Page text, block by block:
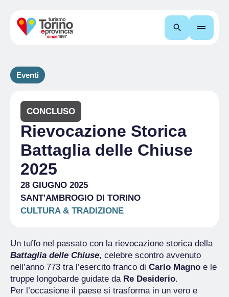
Cerca
Eventi
CONCLUSO
Rievocazione Storica
Battaglia delle Chiuse
2025
28 GIUGNO 2025
SANT'AMBROGIO DI TORINO
CULTURA & TRADIZIONE
Un tuffo nel passato con la rievocazione storica della
Battaglia delle Chiuse, celebre scontro avvenuto
nell’anno 773 tra l’esercito franco di Carlo Magno e le
truppe longobarde guidate da Re Desiderio.
Per l’occasione il paese si trasforma in un vero e